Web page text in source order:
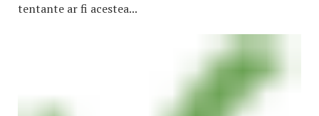
tentante ar fi acestea...